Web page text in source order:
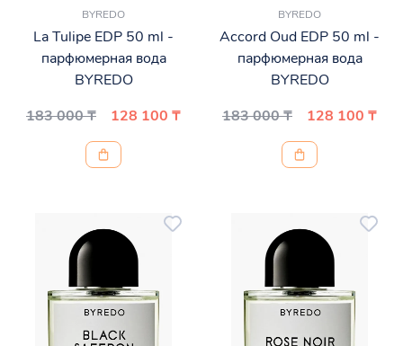
BYREDO
La Tulipe EDP 50 ml -
парфюмерная вода
BYREDO
183 000 ₸
128 100 ₸
BYREDO
Accord Oud EDP 50 ml -
парфюмерная вода
BYREDO
183 000 ₸
128 100 ₸